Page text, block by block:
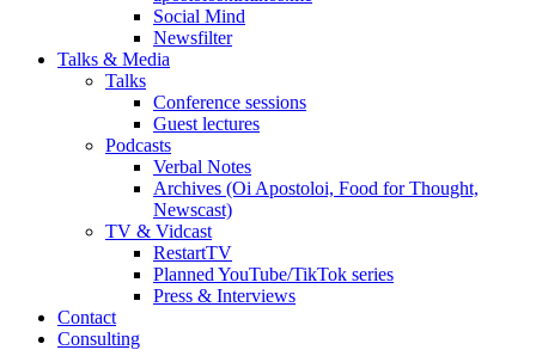
Social Mind
Newsfilter
Talks & Media
Talks
Conference sessions
Guest lectures
Podcasts
Verbal Notes
Archives (Oi Apostoloi, Food for Thought,
Newscast)
TV & Vidcast
RestartTV
Planned YouTube/TikTok series
Press & Interviews
Contact
Consulting